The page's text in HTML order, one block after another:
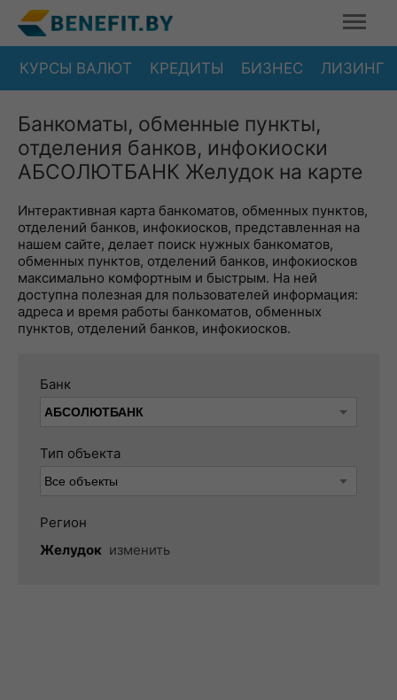
КУРСЫ ВАЛЮТ КРЕДИТЫ БИЗНЕС ЛИЗИНГ
Банкоматы, обменные пункты,
отделения банков, инфокиоски
АБСОЛЮТБАНК Желудок на карте
Интерактивная карта банкоматов, обменных пунктов,
отделений банков, инфокиосков, представленная на
нашем сайте, делает поиск нужных банкоматов,
обменных пунктов, отделений банков, инфокиосков
максимально комфортным и быстрым. На ней
доступна полезная для пользователей информация:
адреса и время работы банкоматов, обменных
пунктов, отделений банков, инфокиосков.
Банк
Тип объекта
Регион
Желудок изменить